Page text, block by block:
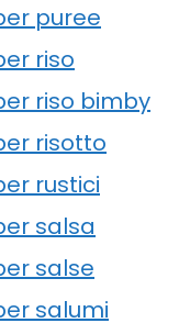
puree
riso
riso bimby
risotto
rustici
salsa
salse
salumi